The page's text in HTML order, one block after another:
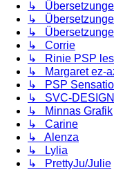
↳
↳
↳
↳ Corrie
↳ Rinie PSP
↳ Margaret ez-
↳ PSP
↳ SVC-DESIGN
↳ Minnas Grafik
↳ Carine
↳ Alenza
↳ Lylia
↳ PrettyJu/Julie